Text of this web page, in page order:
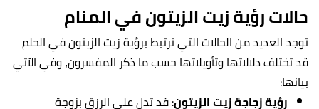
حالات رؤية زيت الزيتون في المنام
توجد العديد من الحالات التي ترتبط برؤية زيت الزيتون في الحلم
قد تختلف دلالاتها وتأويلاتها حسب ما ذكر المفسرون، وفي الآتي
بيانها:
رؤية زجاجة زيت الزيتون: قد تدل على الرزق بزوجة